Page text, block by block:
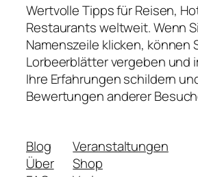
Wertvolle Tipps für Reisen,
Restaurants weltweit. Wenn
Namenszeile klicken, können
Lorbeerblätter vergeben und
Ihre Erfahrungen schildern
Bewertungen anderer
Blog
Über
Veranstaltungen
Shop